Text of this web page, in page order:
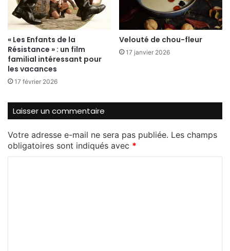
« Les Enfants de la
Résistance » : un film
familial intéressant pour
les vacances
17 février 2026
Velouté de chou-fleur
17 janvier 2026
Laisser un commentaire
Votre adresse e-mail ne sera pas publiée. Les champs
obligatoires sont indiqués avec *